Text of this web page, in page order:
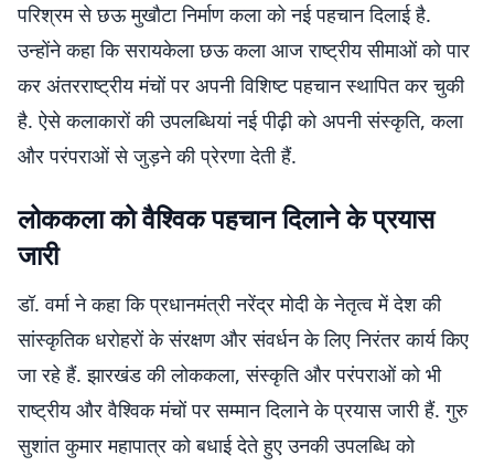
परिश्रम से छऊ मुखौटा निर्माण कला को नई पहचान दिलाई है.
उन्होंने कहा कि सरायकेला छऊ कला आज राष्ट्रीय सीमाओं को पार
कर अंतरराष्ट्रीय मंचों पर अपनी विशिष्ट पहचान स्थापित कर चुकी
है. ऐसे कलाकारों की उपलब्धियां नई पीढ़ी को अपनी संस्कृति, कला
और परंपराओं से जुड़ने की प्रेरणा देती हैं.
लोककला को वैश्विक पहचान दिलाने के प्रयास
जारी
डॉ. वर्मा ने कहा कि प्रधानमंत्री नरेंद्र मोदी के नेतृत्व में देश की
सांस्कृतिक धरोहरों के संरक्षण और संवर्धन के लिए निरंतर कार्य किए
जा रहे हैं. झारखंड की लोककला, संस्कृति और परंपराओं को भी
राष्ट्रीय और वैश्विक मंचों पर सम्मान दिलाने के प्रयास जारी हैं. गुरु
सुशांत कुमार महापात्र को बधाई देते हुए उनकी उपलब्धि को